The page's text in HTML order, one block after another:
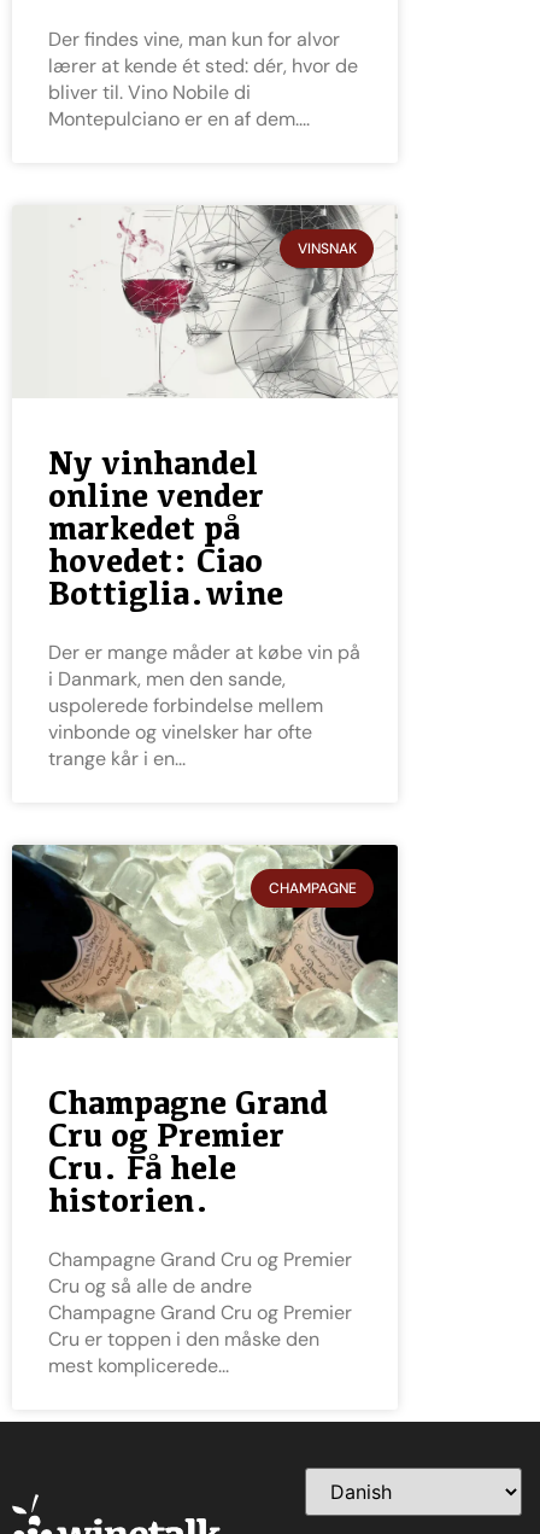
Der findes vine, man kun for alvor
lærer at kende ét sted: dér, hvor de
bliver til. Vino Nobile di
Montepulciano er en af dem.
VINSNAK
Ny vinhandel
online vender
markedet på
hovedet: Ciao
Bottiglia.wine
Der er mange måder at købe vin på
i Danmark, men den sande,
uspolerede forbindelse mellem
vinbonde og vinelsker har ofte
trange kår i en
CHAMPAGNE
Champagne Grand
Cru og Premier
Cru. Få hele
historien.
Champagne Grand Cru og Premier
Cru og så alle de andre
Champagne Grand Cru og Premier
Cru er toppen i den måske den
mest komplicerede